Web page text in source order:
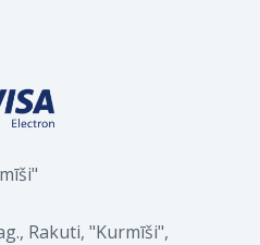
Rakuti, "Kurmīši",